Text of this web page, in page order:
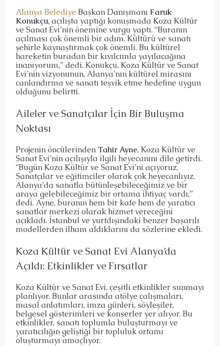
Alanya Belediye Başkan Danışmanı Faruk
Konukçu, açılışta yaptığı konuşmada Koza Kültür
ve Sanat Evi’nin önemine vurgu yaptı. “Buranın
açılması çok önemli bir adım. Kültürü ve sanatı
şehirle kaynaştırmak çok önemli. Bu kültürel
hareketin buradan bir kıvılcımla yayılacağına
inanıyorum,” dedi. Konukçu, Koza Kültür ve Sanat
Evi’nin vizyonunun, Alanya’nın kültürel mirasını
canlandırma ve sanatı teşvik etme hedefine uygun
olduğunu belirtti.
Aileler ve Sanatçılar İçin Bir Buluşma
Noktası
Projenin öncülerinden Tahir Ayne, Koza Kültür ve
Sanat Evi’nin açılışıyla ilgili heyecanını dile getirdi.
“Bugün Koza Kültür ve Sanat Evi’ni açıyoruz.
Sanatçılar ve eğitimciler olarak çok heyecanlıyız.
Alanya’da sanatla bütünleşebileceğimiz ve bir
araya gelebileceğimiz bir ortama ihtiyaç vardı,”
dedi. Ayne, buranın hem bir kafe hem de yaratıcı
sanatlar merkezi olarak hizmet vereceğini
açıkladı. İstanbul ve yurtdışındaki benzer başarılı
modellerden ilham aldıklarını da sözlerine ekledi.
Koza Kültür ve Sanat Evi Alanya’da
Açıldı: Etkinlikler ve Fırsatlar
Koza Kültür ve Sanat Evi, çeşitli etkinlikler sunmayı
planlıyor. Bunlar arasında atölye çalışmaları,
masal anlatımları, imza günleri, söyleşiler,
belgesel gösterimleri ve konserler yer alıyor. Bu
etkinlikler, sanatı toplumla buluşturmayı ve
yaratıcılığın geliştiği bir topluluk ortamı
oluşturmayı amaçlıyor.